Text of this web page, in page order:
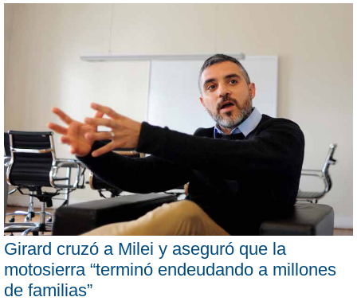
Girard cruzó a Milei y aseguró que la
motosierra “terminó endeudando a millones
de familias”